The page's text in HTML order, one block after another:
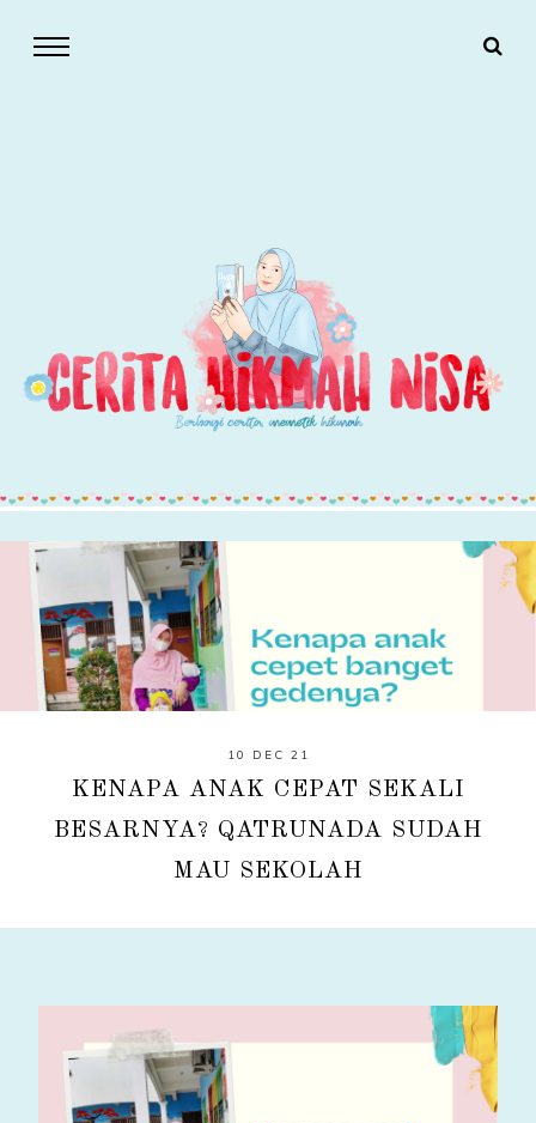
10 DEC 21
KENAPA ANAK CEPAT SEKALI
BESARNYA? QATRUNADA SUDAH
MAU SEKOLAH